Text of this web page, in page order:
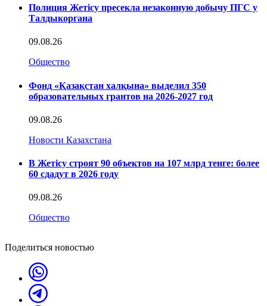
Полиция Жетісу пресекла незаконную добычу ПГС у
Талдыкоргана
09.08.26
Общество
Фонд «Қазақстан халқына» выделил 350
образовательных грантов на 2026-2027 год
09.08.26
Новости Казахстана
В Жетісу строят 90 объектов на 107 млрд тенге: более
60 сдадут в 2026 году
09.08.26
Общество
Поделиться новостью